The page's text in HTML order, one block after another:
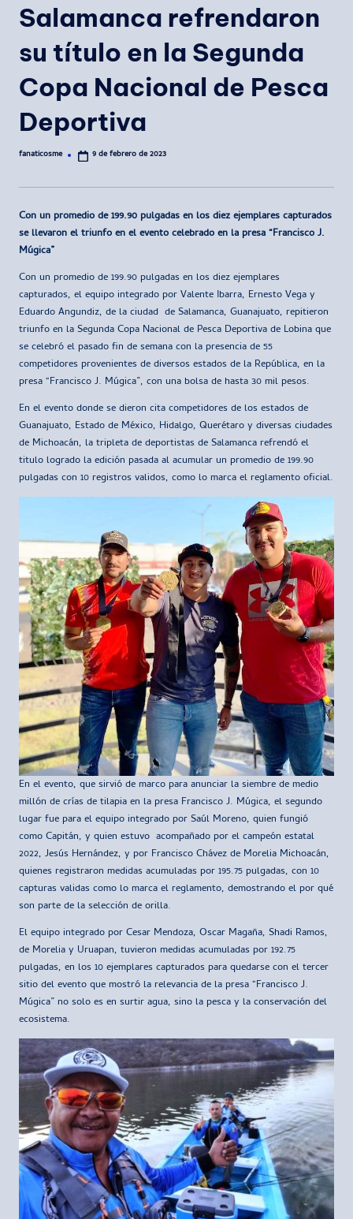
Salamanca refrendaron
su título en la Segunda
Copa Nacional de Pesca
Deportiva
Publicado
fanaticosme 9 de febrero de 2023
Con un promedio de 199.90 pulgadas en los diez ejemplares capturados
se llevaron el triunfo en el evento celebrado en la presa “Francisco J.
Múgica”
Con un promedio de 199.90 pulgadas en los diez ejemplares
capturados, el equipo integrado por Valente Ibarra, Ernesto Vega y
Eduardo Angundiz, de la ciudad de Salamanca, Guanajuato, repitieron
triunfo en la Segunda Copa Nacional de Pesca Deportiva de Lobina que
se celebró el pasado fin de semana con la presencia de 55
competidores provenientes de diversos estados de la República, en la
presa “Francisco J. Múgica”, con una bolsa de hasta 30 mil pesos.
En el evento donde se dieron cita competidores de los estados de
Guanajuato, Estado de México, Hidalgo, Querétaro y diversas ciudades
de Michoacán, la tripleta de deportistas de Salamanca refrendó el
titulo logrado la edición pasada al acumular un promedio de 199.90
pulgadas con 10 registros validos, como lo marca el reglamento oficial.
En el evento, que sirvió de marco para anunciar la siembre de medio
millón de crías de tilapia en la presa Francisco J. Múgica, el segundo
lugar fue para el equipo integrado por Saúl Moreno, quien fungió
como Capitán, y quien estuvo acompañado por el campeón estatal
2022, Jesús Hernández, y por Francisco Chávez de Morelia Michoacán,
quienes registraron medidas acumuladas por 195.75 pulgadas, con 10
capturas validas como lo marca el reglamento, demostrando el por qué
son parte de la selección de orilla.
El equipo integrado por Cesar Mendoza, Oscar Magaña, Shadi Ramos,
de Morelia y Uruapan, tuvieron medidas acumuladas por 192.75
pulgadas, en los 10 ejemplares capturados para quedarse con el tercer
sitio del evento que mostró la relevancia de la presa “Francisco J.
Múgica” no solo es en surtir agua, sino la pesca y la conservación del
ecosistema.